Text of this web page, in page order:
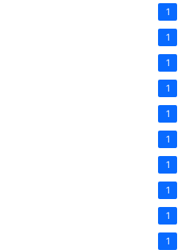
1
1
1
1
1
1
1
1
1
1